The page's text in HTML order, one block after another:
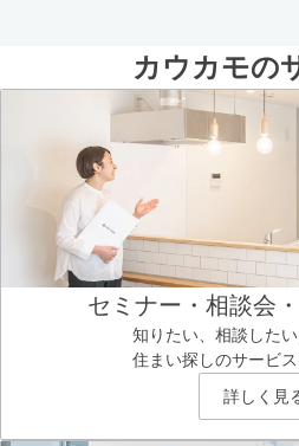
カウカモの
セミナー・相談会
知りたい、相談した
住まい探しのサービ
詳しく見